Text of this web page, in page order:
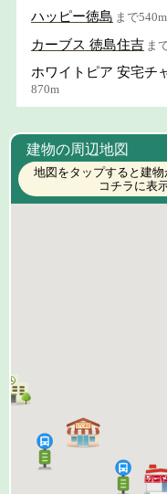
ハッピー徳島 まで540m
カーブス 徳島住吉 ま
ホワイトピア 安宅チ
870m
建物の周辺地図
地図をタップすると建
コチラに表